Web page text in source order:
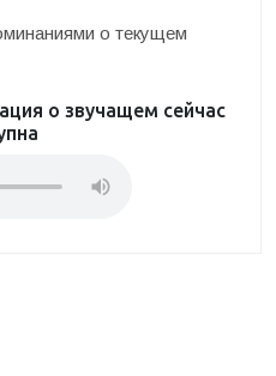
о текущем
о звучащем сейчас